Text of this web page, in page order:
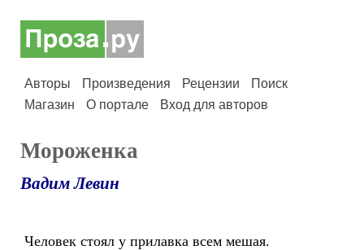
Авторы Произведения Рецензии
Поиск
Магазин
О портале Вход для авторов
Мороженка
Вадим Левин
Человек стоял у прилавка всем мешая.